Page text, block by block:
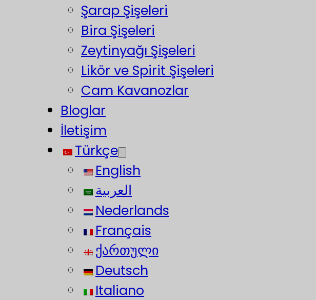
Şarap Şişeleri
Bira Şişeleri
Zeytinyağı Şişeleri
Likör ve Spirit Şişeleri
Cam Kavanozlar
Bloglar
İletişim
Türkçe
English
العربية
Nederlands
Français
ქართული
Deutsch
Italiano